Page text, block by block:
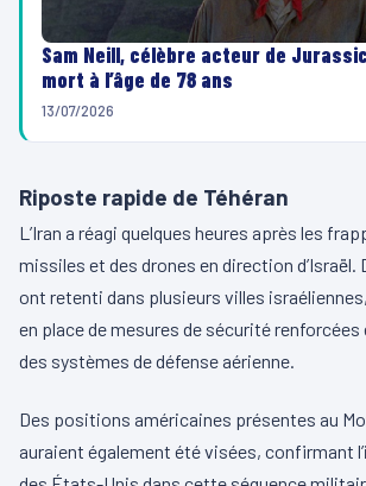
Sam Neill, célèbre acteur de
mort à l’âge de 78 ans
13/07/2026
Riposte rapide de Téhéran
L’Iran a réagi quelques heures après les
missiles et des drones en direction d’Israël.
ont retenti dans plusieurs villes
en place de mesures de sécurité
des systèmes de défense aérienne.
Des positions américaines présentes au
auraient également été visées, confirmant